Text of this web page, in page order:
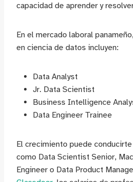
capacidad de aprender y
En el mercado laboral
en ciencia de datos incluyen:
Data Analyst
Jr. Data Scientist
Business Intelligence
Data Engineer Trainee
El crecimiento puede
como Data Scientist Senior,
Engineer o Data Product